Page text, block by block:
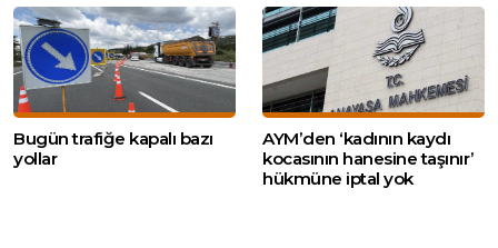
Bugün trafiğe kapalı bazı
yollar
AYM’den ‘kadının kaydı
kocasının hanesine taşınır’
hükmüne iptal yok